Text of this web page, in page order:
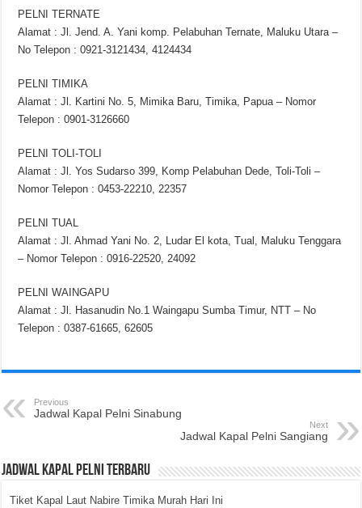
PELNI TERNATE
Alamat : Jl. Jend. A. Yani komp. Pelabuhan Ternate, Maluku Utara –
No Telepon : 0921-3121434, 4124434
PELNI TIMIKA
Alamat : Jl. Kartini No. 5, Mimika Baru, Timika, Papua – Nomor
Telepon : 0901-3126660
PELNI TOLI-TOLI
Alamat : Jl. Yos Sudarso 399, Komp Pelabuhan Dede, Toli-Toli –
Nomor Telepon : 0453-22210, 22357
PELNI TUAL
Alamat : Jl. Ahmad Yani No. 2, Ludar El kota, Tual, Maluku Tenggara
– Nomor Telepon : 0916-22520, 24092
PELNI WAINGAPU
Alamat : Jl. Hasanudin No.1 Waingapu Sumba Timur, NTT – No
Telepon : 0387-61665, 62605
Previous
Jadwal Kapal Pelni Sinabung
Next
Jadwal Kapal Pelni Sangiang
Jadwal Kapal Pelni Terbaru
Tiket Kapal Laut Nabire Timika Murah Hari Ini